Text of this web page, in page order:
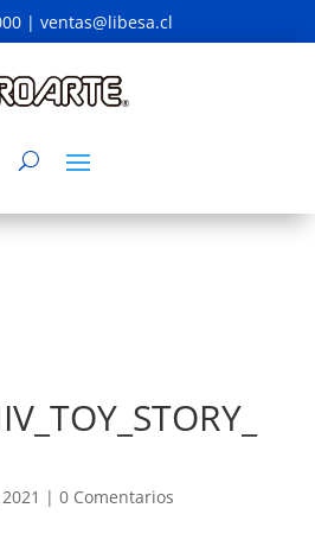
| ventas@libesa.cl
| 0 Comentarios